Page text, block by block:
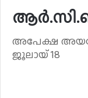
അപേക്ഷ
ജൂലായ് 18